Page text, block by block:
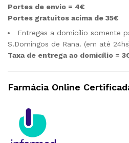
Portes de envio = 4€
Portes gratuitos acima de 35€
Entregas a domicílio somente
S.Domingos de Rana. (em até
Taxa de entrega ao domicílio =
Farmácia Online